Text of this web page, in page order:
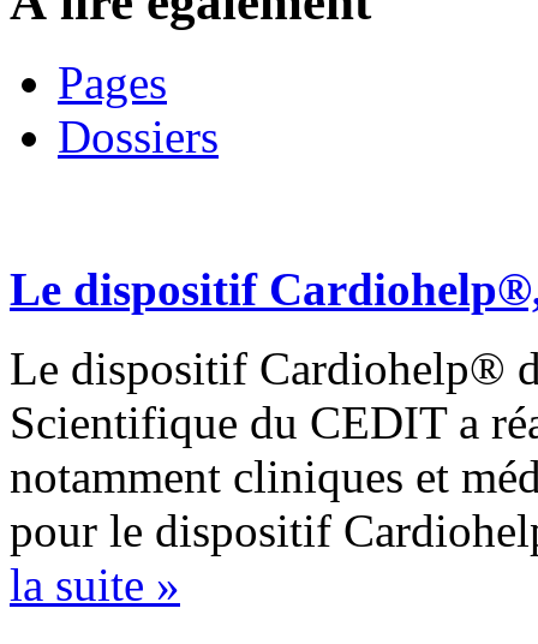
Pages
Dossiers
Le dispositif
Le dispositif Cardiohelp®
Scientifique du CEDIT a
notamment cliniques et
pour le dispositif
la suite »